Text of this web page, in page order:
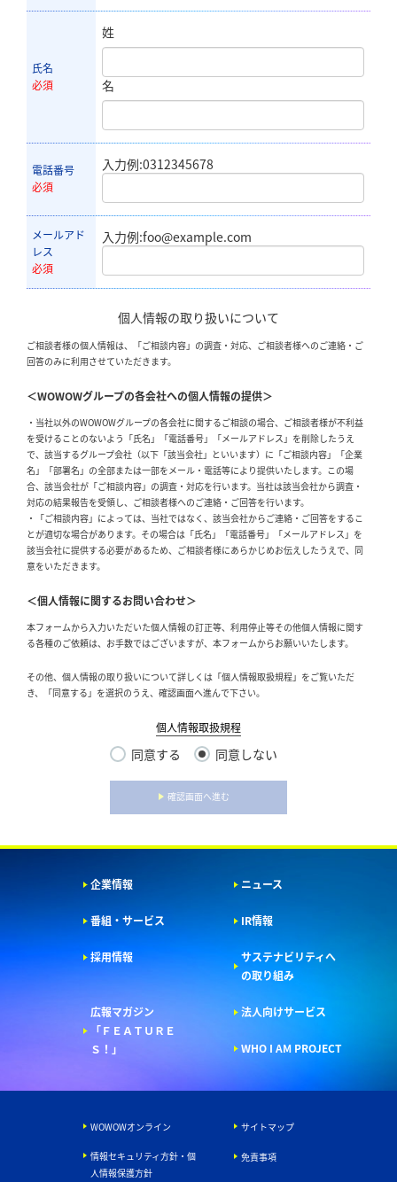
氏名
必須
姓
名
電話番号
必須
入力例:0312345678
メールアド
レス
必須
入力例:foo@example.com
個人情報の取り扱いについて
ご相談者様の個人情報は、「ご相談内容」の調査・対応、ご相談者様へのご連絡・ご
回答のみに利用させていただきます。
＜WOWOWグループの各会社への個人情報の提供＞
・当社以外のWOWOWグループの各会社に関するご相談の場合、ご相談者様が不利益
を受けることのないよう「氏名」「電話番号」「メールアドレス」を削除したうえ
で、該当するグループ会社（以下「該当会社」といいます）に「ご相談内容」「企業
名」「部署名」の全部または一部をメール・電話等により提供いたします。この場
合、該当会社が「ご相談内容」の調査・対応を行います。当社は該当会社から調査・
対応の結果報告を受領し、ご相談者様へのご連絡・ご回答を行います。
・「ご相談内容」によっては、当社ではなく、該当会社からご連絡・ご回答をするこ
とが適切な場合があります。その場合は「氏名」「電話番号」「メールアドレス」を
該当会社に提供する必要があるため、ご相談者様にあらかじめお伝えしたうえで、同
意をいただきます。
＜個人情報に関するお問い合わせ＞
本フォームから入力いただいた個人情報の訂正等、利用停止等その他個人情報に関す
る各種のご依頼は、お手数ではございますが、本フォームからお願いいたします。
その他、個人情報の取り扱いについて詳しくは「個人情報取扱規程」をご覧いただ
き、「同意する」を選択のうえ、確認画面へ進んで下さい。
個人情報取扱規程
同意する 同意しない
確認画面へ進む
企業情報 ニュース
番組・サービス IR情報
採用情報
サステナビリティへ
の取り組み
広報マガジン
「ＦＥＡＴＵＲＥ
Ｓ！」
法人向けサービス
WHO I AM PROJECT
WOWOWオンライン サイトマップ
情報セキュリティ方針・個
人情報保護方針
免責事項